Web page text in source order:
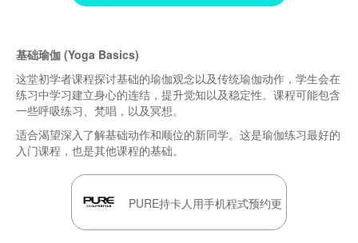
基础瑜伽 (Yoga Basics)
这堂初学者课程探讨基础的瑜伽观念以及传统瑜伽动作，学生会在
练习中学习建立身心的连结，提升觉知以及稳定性。课程可能包含
一些呼吸练习、梵唱，以及冥想。
适合渴望深入了解基础动作和顺位的新同学。这是瑜伽练习最好的
入门课程，也是其他课程的基础。
PURE持卡人用手机程式预约更